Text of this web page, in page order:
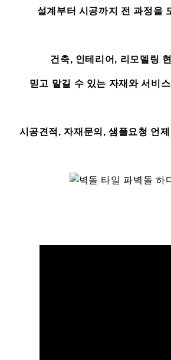
설계부터 시공까지 전 과정을
건축, 인테리어, 리모델링
믿고 맡길 수 있는 자재와 서비
시공견적, 자재문의, 샘플요청 언